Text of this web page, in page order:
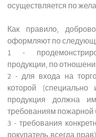
осуществляется по
Как правило,
оформляют по
1 -
продукции, по
2 - для входа на
которой
продукция должна
требованиям пожарной
3 - требования
покупатель всегда